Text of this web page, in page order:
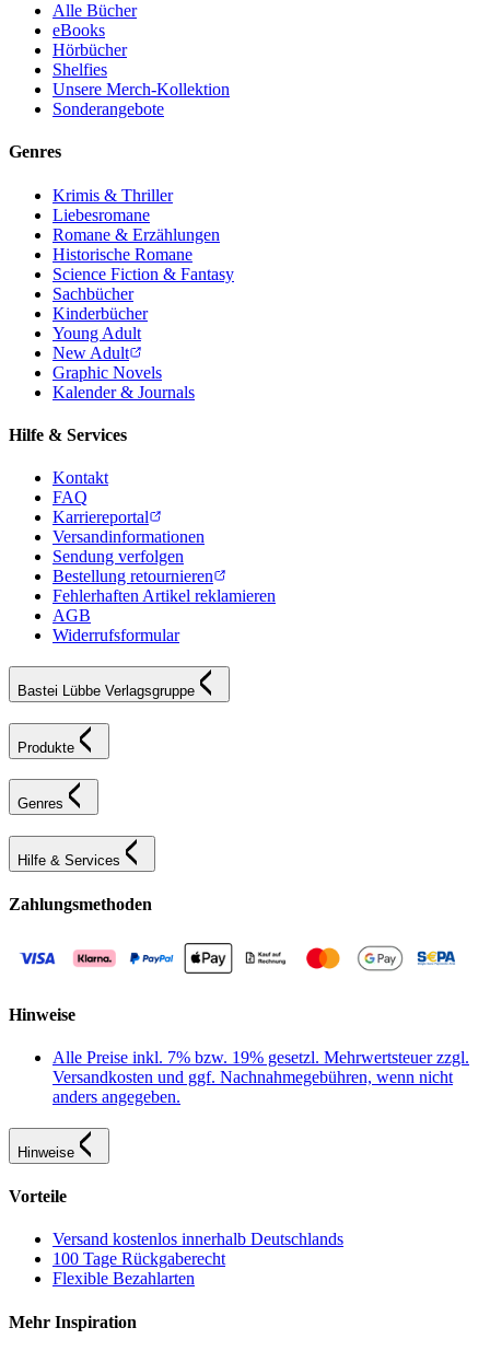
Alle Bücher
eBooks
Hörbücher
Shelfies
Unsere Merch-Kollektion
Sonderangebote
Genres
Krimis & Thriller
Liebesromane
Romane & Erzählungen
Historische Romane
Science Fiction & Fantasy
Sachbücher
Kinderbücher
Young Adult
New Adult
Graphic Novels
Kalender & Journals
Hilfe & Services
Kontakt
FAQ
Karriereportal
Versandinformationen
Sendung verfolgen
Bestellung retournieren
Fehlerhaften Artikel reklamieren
AGB
Widerrufsformular
Bastei Lübbe Verlagsgruppe
Produkte
Genres
Hilfe & Services
Zahlungsmethoden
Hinweise
Alle Preise inkl. 7% bzw. 19% gesetzl. Mehrwertsteuer zzgl.
Versandkosten und ggf. Nachnahmegebühren, wenn nicht
anders angegeben.
Hinweise
Vorteile
Versand kostenlos innerhalb Deutschlands
100 Tage Rückgaberecht
Flexible Bezahlarten
Mehr Inspiration